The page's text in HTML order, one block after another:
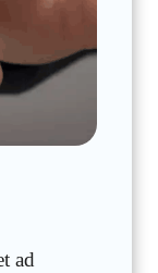
ad